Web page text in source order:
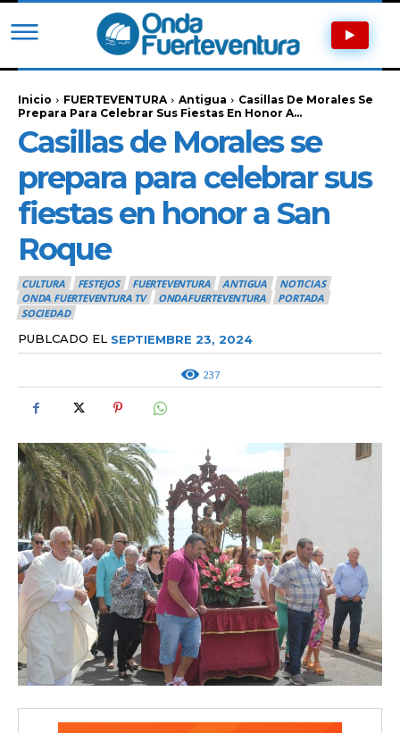
Inicio FUERTEVENTURA Antigua
Casillas De Morales Se
Prepara Para Celebrar Sus Fiestas En Honor A...
Casillas de Morales se
prepara para celebrar sus
fiestas en honor a San
Roque
CULTURA FESTEJOS FUERTEVENTURA ANTIGUA
NOTICIAS
ONDA FUERTEVENTURA TV
ONDAFUERTEVENTURA
PORTADA
SOCIEDAD
PUBLCADO EL SEPTIEMBRE 23, 2024
237